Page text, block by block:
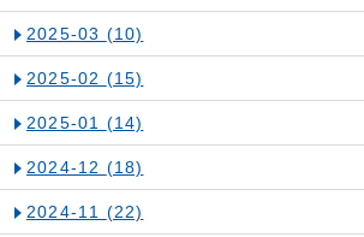
2025-03 (10)
2025-02 (15)
2025-01 (14)
2024-12 (18)
2024-11 (22)